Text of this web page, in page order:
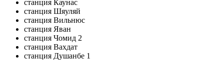
станция Каунас
станция Шяуляй
станция Вильнюс
станция Яван
станция Чомид 2
станция Вахдат
станция Душанбе 1